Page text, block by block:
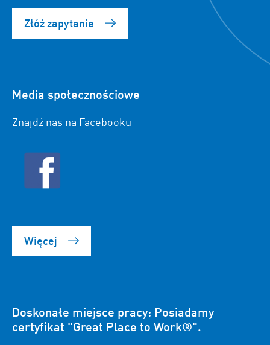
Złóż zapytanie
Media społecznościowe
Znajdź nas na Facebooku
Więcej
Doskonałe miejsce pracy: Posiadamy
certyfikat "Great Place to Work®".